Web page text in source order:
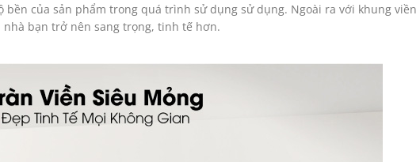
của sản phẩm trong quá trình sử dụng sử dụng. Ngoài ra với khung viền
bạn trở nên sang trọng, tinh tế hơn.